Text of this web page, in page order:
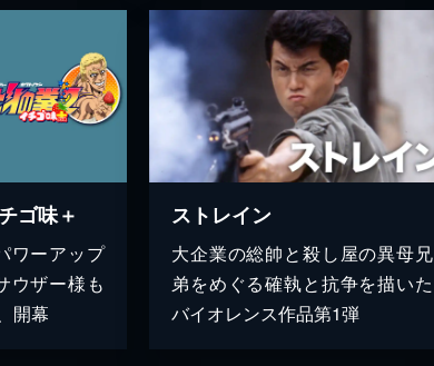
ゴ味＋
ワーアップ
ウザー様も
開幕
ストレイン
大企業の総帥と殺し屋の異母兄
弟をめぐる確執と抗争を描いた
バイオレンス作品第1弾